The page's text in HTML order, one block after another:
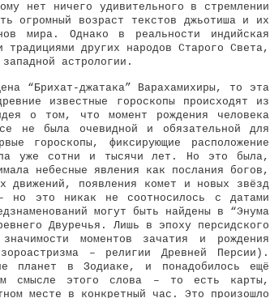
нет ничего удивительного в стремлении
огромный возраст текстов джьотиша и их
мира. Однако в реальности индийская
традициями других народов Старого Света,
астрологии.
“Брихат-джатака” Варахамихиры, то эта
известные гороскопы происходят из
о том, что момент рождения человека
не была очевидной и обязательной для
гороскопы, фиксирующие расположение
уже сотни и тысячи лет. Но это была,
небесные явления как послания богов,
движений, появления комет и новых звёзд
это никак не соотносилось с датами
могут быть найдены в “Энума
Двуречья. Лишь в эпоху персидского
моментов зачатия и рождения
– религии Древней Персии).
планет в Зодиаке, и понадобилось ещё
смысле этого слова – то есть карты,
месте в конкретный час. Это произошло